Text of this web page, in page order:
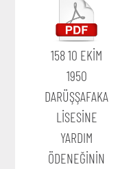
158 10 EKİM
1950
DARÜŞŞAFAKA
LİSESİNE
YARDIM
ÖDENEĞİNİN